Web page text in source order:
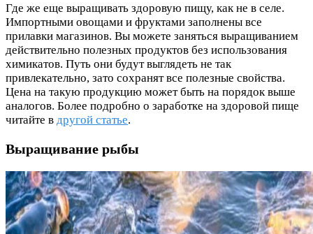
Где же еще выращивать здоровую пищу, как не в селе.
Импортными овощами и фруктами заполнены все
прилавки магазинов. Вы можете заняться выращиванием
действительно полезных продуктов без использования
химикатов. Путь они будут выглядеть не так
привлекательно, зато сохранят все полезные свойства.
Цена на такую продукцию может быть на порядок выше
аналогов. Более подробно о заработке на здоровой пище
читайте в другой статье.
Выращивание рыбы